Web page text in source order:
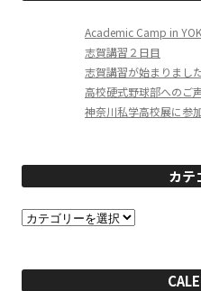
Academic Camp in
志賀講習２日目
志賀講習が始まりまし
高校硬式野球部へのご
神奈川私学高校展に参
カテ
カ
テ
ー